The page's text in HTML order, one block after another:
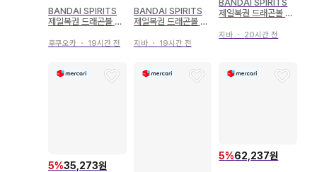
BANDAI SPIRITS
제일복권 드래곤볼 미
지터 MASTERLISE
후쿠오카 ・ 19시간 전
BANDAI SPIRITS
제일복권 드래곤볼 미
지터 MASTERLISE
지바・ 19시간 전
BANDAI SPIRITS
제일복권 드래곤볼 초
프리저 피규어
지바 ・ 20시간 전
5%35,273원
5%62,237원